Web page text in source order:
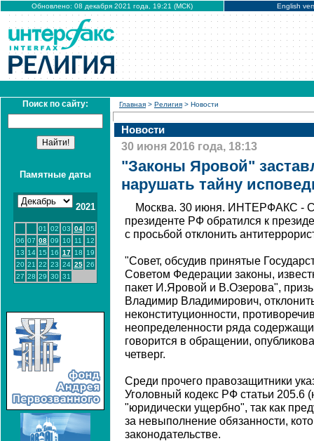
Обновлено: 08 декабря 2021 года, 19:21 (МСК) English
Поиск по сайту:
Памятные даты
2021
01 02 03 04 05
06 07 08 09 10 11
12
13 14 15 16 17 18
19
20 21 22 23 24 25 26
27 28 29 30 31
Главная > Религия > Новости
Новости
30 июня 2016 года, 18:13
"Законы Яровой"
нарушать тайну
Москва. 30 июня. ИНТЕРФАКС -
президенте РФ обратился к
с просьбой отклонить
"Совет, обсудив принятые
Советом Федерации законы,
пакет И.Яровой и В.Озерова",
Владимир Владимирович,
неконституционности,
неопределенности ряда
говорится в обращении,
четверг.
Среди прочего правозащитники
Уголовный кодекс РФ статьи 205.6
"юридически ущербно", так как
за невыполнение обязанности,
законодательстве.